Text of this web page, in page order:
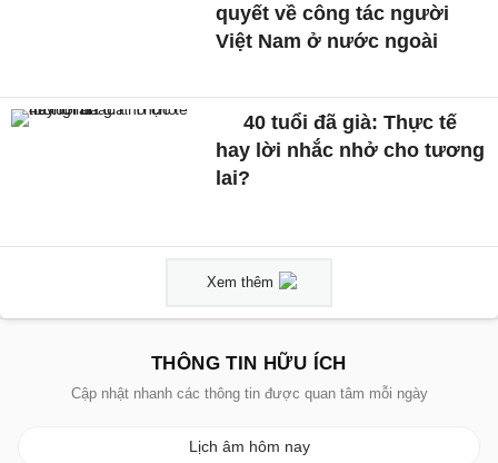
quyết về công tác người
Việt Nam ở nước ngoài
40 tuổi đã già: Thực tế
hay lời nhắc nhở cho tương
lai?
Xem thêm
THÔNG TIN HỮU ÍCH
Cập nhật nhanh các thông tin được quan tâm mỗi ngày
Lịch âm hôm nay